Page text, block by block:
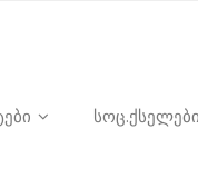
სოც.ქსელები